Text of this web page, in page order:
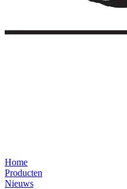
Home
Producten
Nieuws